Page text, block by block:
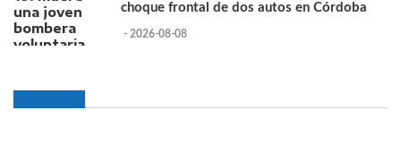
choque frontal de dos autos en Córdoba
- 2026-08-08